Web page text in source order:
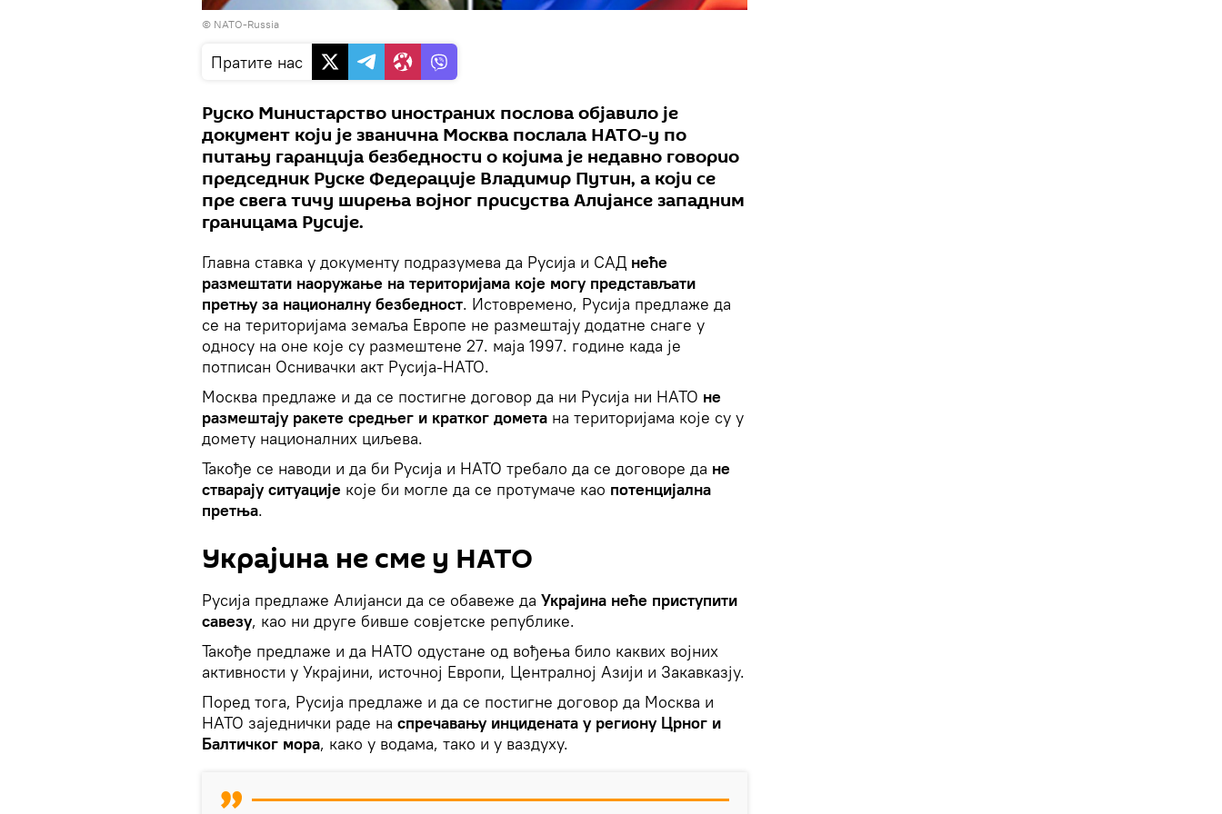
© NATO-Russia
Пратите нас
Руско Министарство иностраних послова објавило је
документ који је званична Москва послала НАТО-у по
питању гаранција безбедности о којима је недавно говорио
председник Руске Федерације Владимир Путин, а који се
пре свега тичу ширења војног присуства Алијансе западним
границама Русије.
Главна ставка у документу подразумева да Русија и САД неће
размештати наоружање на територијама које могу представљати
претњу за националну безбедност. Истовремено, Русија предлаже да
се на територијама земаља Европе не размештају додатне снаге у
односу на оне које су размештене 27. маја 1997. године када је
потписан Оснивачки акт Русија-НАТО.
Москва предлаже и да се постигне договор да ни Русија ни НАТО не
размештају ракете средњег и кратког домета на територијама које су у
домету националних циљева.
Такође се наводи и да би Русија и НАТО требало да се договоре да не
стварају ситуације које би могле да се протумаче као потенцијална
претња.
Украјина не сме у НАТО
Русија предлаже Алијанси да се обавеже да Украјина неће приступити
савезу, као ни друге бивше совјетске републике.
Такође предлаже и да НАТО одустане од вођења било каквих војних
активности у Украјини, источној Европи, Централној Азији и Закавказју.
Поред тога, Русија предлаже и да се постигне договор да Москва и
НАТО заједнички раде на спречавању инцидената у региону Црног и
Балтичког мора, како у водама, тако и у ваздуху.